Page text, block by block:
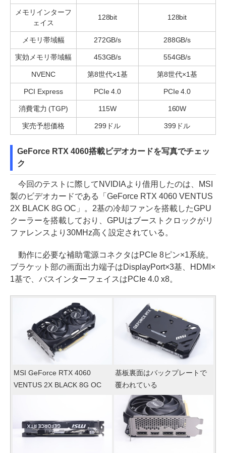
メモリインターフ
ェイス
128bit 128bit
メモリ帯域幅 272GB/s 288GB/s
実効メモリ帯域幅 453GB/s 554GB/s
NVENC 第8世代×1基 第8世代×1基
PCI Express PCIe 4.0 PCIe 4.0
消費電力 (TGP) 115W 160W
実売予想価格 299ドル 399ドル
GeForce RTX 4060搭載ビデオカードを写真でチェッ
ク
今回のテストに際してNVIDIAより借用したのは、MSI
製のビデオカードである「GeForce RTX 4060 VENTUS
2X BLACK 8G OC」。2基の冷却ファンを搭載したGPU
クーラーを搭載しており、GPUはブーストクロックがリ
ファレンスより30MHz高く設定されている。
動作に必要な補助電源コネクタはPCIe 8ピン×1系統。
ブラケット部の画面出力端子はDisplayPort×3基、HDMI×
1基で、バスインターフェイスはPCIe 4.0 x8。
MSI GeForce RTX 4060
VENTUS 2X BLACK 8G OC
基板裏面はバックプレートで
覆われている